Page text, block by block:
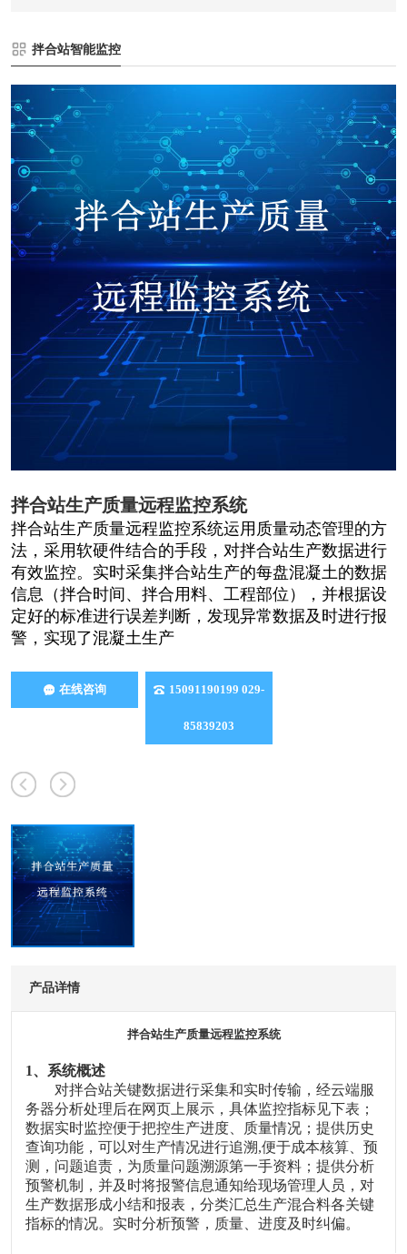
拌合站智能监控
拌合站生产质量远程监控系统
拌合站生产质量远程监控系统运用质量动态管理的方
法，采用软硬件结合的手段，对拌合站生产数据进行
有效监控。实时采集拌合站生产的每盘混凝土的数据
信息（拌合时间、拌合用料、工程部位），并根据设
定好的标准进行误差判断，发现异常数据及时进行报
警，实现了混凝土生产
在线咨询 15091190199 029-
85839203
产品详情
拌合站生产质量远程监控系统
1、系统概述
对拌合站关键数据进行采集和实时传输，经云端服
务器分析处理后在网页上展示，具体监控指标见下表；
数据实时监控便于把控生产进度、质量情况 ； 提供历史
查询功能 ， 可以对生产情况进行追溯,便于成本核算、预
测 ， 问题追责，为质量问题溯源第一手资料 ；提供分析
预警机制，并及时将报警信息通知给现场管理人员， 对
生产数据形成小结和报表 ， 分类汇总生产混合料各关键
指标的情况。 实时分析预警，质量、进度及时纠偏。